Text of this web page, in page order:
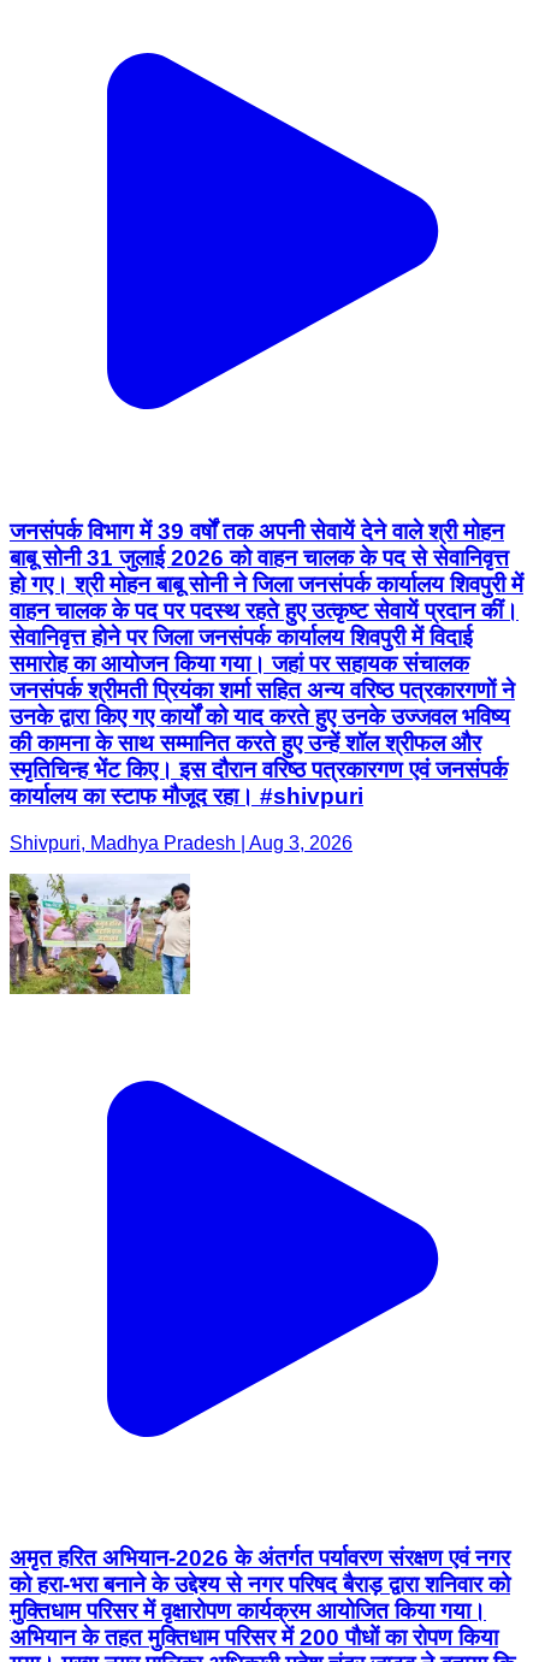
जनसंपर्क विभाग में 39 वर्षों तक अपनी सेवायें देने वाले श्री मोहन
बाबू सोनी 31 जुलाई 2026 को वाहन चालक के पद से सेवानिवृत्त
हो गए। श्री मोहन बाबू सोनी ने जिला जनसंपर्क कार्यालय शिवपुरी में
वाहन चालक के पद पर पदस्थ रहते हुए उत्कृष्ट सेवायें प्रदान कीं।
सेवानिवृत्त होने पर जिला जनसंपर्क कार्यालय शिवपुरी में विदाई
समारोह का आयोजन किया गया। जहां पर सहायक संचालक
जनसंपर्क श्रीमती प्रियंका शर्मा सहित अन्य वरिष्ठ पत्रकारगणों ने
उनके द्वारा किए गए कार्यों को याद करते हुए उनके उज्जवल भविष्य
की कामना के साथ सम्मानित करते हुए उन्हें शॉल श्रीफल और
स्मृतिचिन्ह भेंट किए। इस दौरान वरिष्ठ पत्रकारगण एवं जनसंपर्क
कार्यालय का स्टाफ मौजूद रहा। #shivpuri
Shivpuri, Madhya Pradesh | Aug 3, 2026
अमृत हरित अभियान-2026 के अंतर्गत पर्यावरण संरक्षण एवं नगर
को हरा-भरा बनाने के उद्देश्य से नगर परिषद बैराड़ द्वारा शनिवार को
मुक्तिधाम परिसर में वृक्षारोपण कार्यक्रम आयोजित किया गया।
अभियान के तहत मुक्तिधाम परिसर में 200 पौधों का रोपण किया